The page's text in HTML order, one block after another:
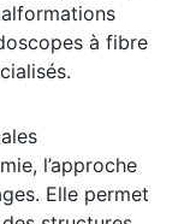
à fibre
l’approche
Elle permet